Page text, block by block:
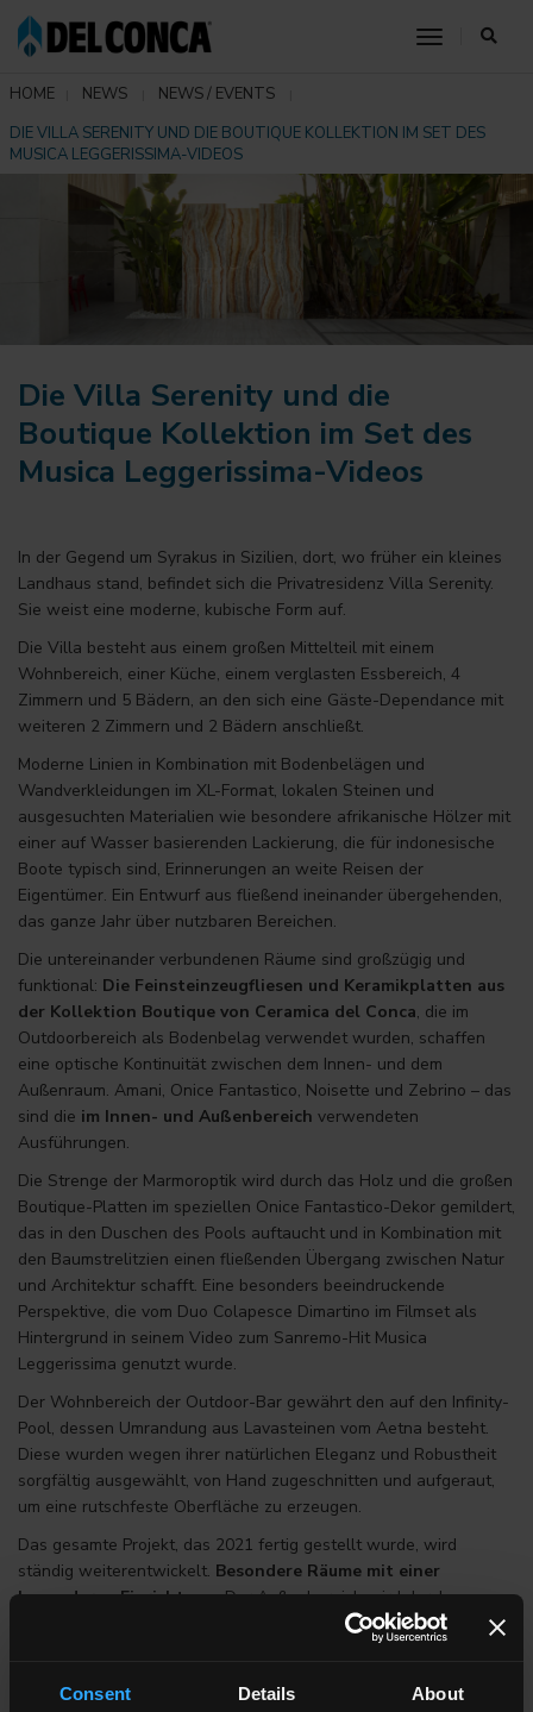
Consent Details About
toggle
HOME NEWS
NEWS / EVENTS
DIE VILLA SERENITY UND DIE BOUTIQUE KOLLEKTION IM SET DES
MUSICA LEGGERISSIMA-VIDEOS
Die Villa Serenity und die
Boutique Kollektion im Set des
Musica Leggerissima-Videos
In der Gegend um Syrakus in Sizilien, dort, wo früher ein kleines
Landhaus stand, befindet sich die Privatresidenz Villa Serenity.
Sie weist eine moderne, kubische Form auf.
Die Villa besteht aus einem großen Mittelteil mit einem
Wohnbereich, einer Küche, einem verglasten Essbereich, 4
Zimmern und 5 Bädern, an den sich eine Gäste-Dependance mit
weiteren 2 Zimmern und 2 Bädern anschließt.
Moderne Linien in Kombination mit Bodenbelägen und
Wandverkleidungen im XL-Format, lokalen Steinen und
ausgesuchten Materialien wie besondere afrikanische Hölzer mit
einer auf Wasser basierenden Lackierung, die für indonesische
Boote typisch sind, Erinnerungen an weite Reisen der
Eigentümer. Ein Entwurf aus fließend ineinander übergehenden,
das ganze Jahr über nutzbaren Bereichen.
Die untereinander verbundenen Räume sind großzügig und
funktional: Die Feinsteinzeugfliesen und Keramikplatten aus
der Kollektion Boutique von Ceramica del Conca, die im
Outdoorbereich als Bodenbelag verwendet wurden, schaffen
eine optische Kontinuität zwischen dem Innen- und dem
Außenraum. Amani, Onice Fantastico, Noisette und Zebrino – das
sind die im Innen- und Außenbereich verwendeten
Ausführungen.
Die Strenge der Marmoroptik wird durch das Holz und die großen
Boutique-Platten im speziellen Onice Fantastico-Dekor gemildert,
das in den Duschen des Pools auftaucht und in Kombination mit
den Baumstrelitzien einen fließenden Übergang zwischen Natur
und Architektur schafft. Eine besonders beeindruckende
Perspektive, die vom Duo Colapesce Dimartino im Filmset als
Hintergrund in seinem Video zum Sanremo-Hit Musica
Leggerissima genutzt wurde.
Der Wohnbereich der Outdoor-Bar gewährt den auf den Infinity-
Pool, dessen Umrandung aus Lavasteinen vom Aetna besteht.
Diese wurden wegen ihrer natürlichen Eleganz und Robustheit
sorgfältig ausgewählt, von Hand zugeschnitten und aufgeraut,
um eine rutschfeste Oberfläche zu erzeugen.
Das gesamte Projekt, das 2021 fertig gestellt wurde, wird
ständig weiterentwickelt. Besondere Räume mit einer
besonderen Einrichtung.Der Außenbereich wird durch
Pflanztröge veredelt, die auch im Innenbereich schon mit Platten
aus der Boutique Kollektion in den Farben Noisette und
Sofas, Sessel und einen Tisch in der raffinierten Ausführung